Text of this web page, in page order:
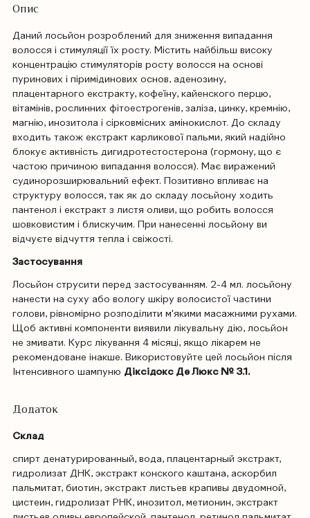
Опис
Даний лосьйон розроблений для зниження випадання
волосся і стимуляції їх росту. Містить найбільш високу
концентрацію стимуляторів росту волосся на основі
пуринових і піримідинових основ, аденозину,
плацентарного екстракту, кофеїну, кайенского перцю,
вітамінів, рослинних фітоестрогенів, заліза, цинку, кремнію,
магнію, инозитола і сірковмісних амінокислот. До складу
входить також екстракт карликової пальми, який надійно
блокує активність дигидротестостерона (гормону, що є
частою причиною випадання волосся). Має виражений
судинорозширювальний ефект. Позитивно впливає на
структуру волосся, так як до складу лосьйону ходить
пантенол і екстракт з листя оливи, що робить волосся
шовковистим і блискучим. При нанесенні лосьйону ви
відчуєте відчуття тепла і свіжості.
Застосування
Лосьйон струсити перед застосуванням. 2-4 мл. лосьйону
нанести на суху або вологу шкіру волосистої частини
голови, рівномірно розподілити м'якими масажними рухами.
Щоб активні компоненти виявили лікувальну дію, лосьйон
не змивати. Курс лікування 4 місяці, якщо лікарем не
рекомендоване інакше. Використовуйте цей лосьйон після
Інтенсивного шампуню Діксідокс Де Люкс № 3.1.
Додаток
Склад
спирт денатурированный, вода, плацентарный экстракт,
гидролизат ДНК, экстракт конского каштана, аскорбил
пальмитат, биотин, экстракт листьев крапивы двудомной,
цистеин, гидролизат РНК, инозитол, метионин, экстракт